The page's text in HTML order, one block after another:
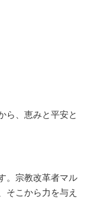
ら、恵みと平安と
。宗教改革者マル
そこから力を与え